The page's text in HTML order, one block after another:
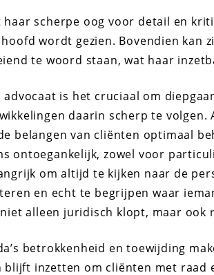
haar scherpe oog voor detail en
wordt gezien. Bovendien kan
te woord staan, wat haar
advocaat is het cruciaal om
daarin scherp te volgen.
belangen van cliënten optimaal
ontoegankelijk, zowel voor
om altijd te kijken naar de
en echt te begrijpen waar
alleen juridisch klopt, maar ook
betrokkenheid en toewijding
blijft inzetten om cliënten met raad